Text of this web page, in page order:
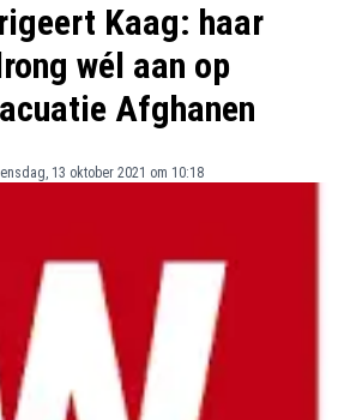
Kaag: haar
wél aan op
Afghanen
13 oktober 2021 om 10:18